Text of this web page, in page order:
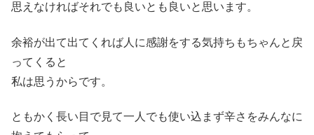
思えなければそれでも良いとも良いと思います。
余裕が出て出てくれば人に感謝をする気持ちもちゃんと戻
ってくると
私は思うからです。
ともかく長い目で見て一人でも使い込まず辛さをみんなに